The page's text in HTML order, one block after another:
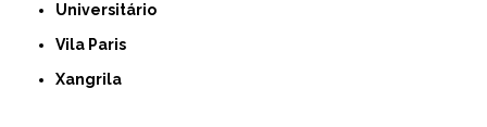
Universitário
Vila Paris
Xangrila